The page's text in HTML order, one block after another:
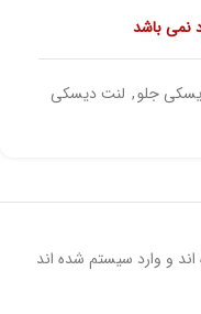
نمی باشد
جلو, لنت دیسکی
و وارد سیستم شده اند